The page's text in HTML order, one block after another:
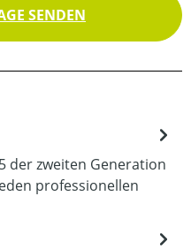
SENDEN
der zweiten Generation
professionellen